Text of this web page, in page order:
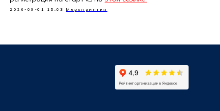
2026-06-01 15:03 Мероприятия